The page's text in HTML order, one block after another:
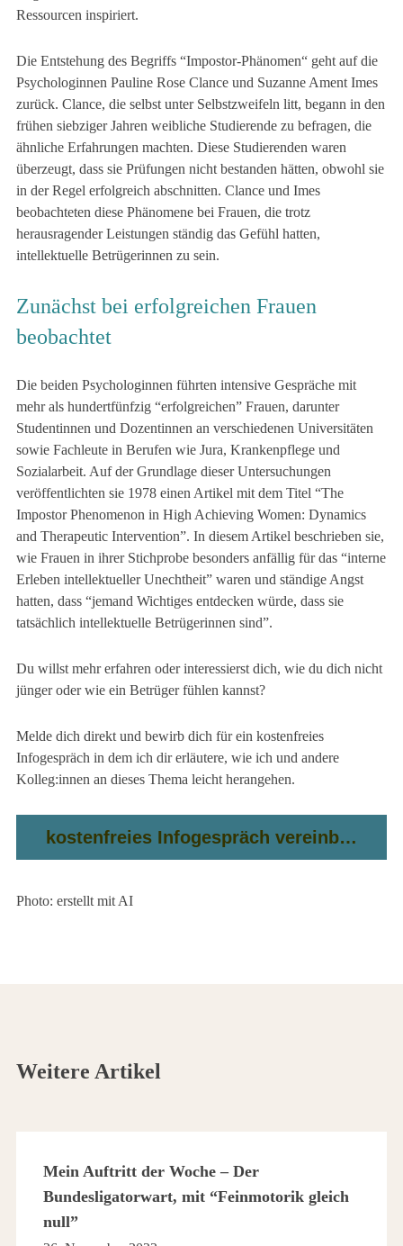
Ressourcen inspiriert.
Die Entstehung des Begriffs “Impostor-Phänomen“ geht auf die
Psychologinnen Pauline Rose Clance und Suzanne Ament Imes
zurück. Clance, die selbst unter Selbstzweifeln litt, begann in den
frühen siebziger Jahren weibliche Studierende zu befragen, die
ähnliche Erfahrungen machten. Diese Studierenden waren
überzeugt, dass sie Prüfungen nicht bestanden hätten, obwohl sie
in der Regel erfolgreich abschnitten. Clance und Imes
beobachteten diese Phänomene bei Frauen, die trotz
herausragender Leistungen ständig das Gefühl hatten,
intellektuelle Betrügerinnen zu sein.
Zunächst bei erfolgreichen Frauen
beobachtet
Die beiden Psychologinnen führten intensive Gespräche mit
mehr als hundertfünfzig “erfolgreichen” Frauen, darunter
Studentinnen und Dozentinnen an verschiedenen Universitäten
sowie Fachleute in Berufen wie Jura, Krankenpflege und
Sozialarbeit. Auf der Grundlage dieser Untersuchungen
veröffentlichten sie 1978 einen Artikel mit dem Titel “The
Impostor Phenomenon in High Achieving Women: Dynamics
and Therapeutic Intervention”. In diesem Artikel beschrieben sie,
wie Frauen in ihrer Stichprobe besonders anfällig für das “interne
Erleben intellektueller Unechtheit” waren und ständige Angst
hatten, dass “jemand Wichtiges entdecken würde, dass sie
tatsächlich intellektuelle Betrügerinnen sind”.
Du willst mehr erfahren oder interessierst dich, wie du dich nicht
jünger oder wie ein Betrüger fühlen kannst?
Melde dich direkt und bewirb dich für ein kostenfreies
Infogespräch in dem ich dir erläutere, wie ich und andere
Kolleg:innen an dieses Thema leicht herangehen.
kostenfreies Infogespräch vereinbaren
Photo: erstellt mit AI
Weitere Artikel
Mein Auftritt der Woche – Der
Bundesligatorwart, mit “Feinmotorik gleich
null”